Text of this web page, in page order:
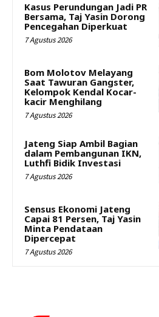
Kasus Perundungan Jadi PR
Bersama, Taj Yasin Dorong
Pencegahan Diperkuat
7 Agustus 2026
Bom Molotov Melayang
Saat Tawuran Gangster,
Kelompok Kendal Kocar-
kacir Menghilang
7 Agustus 2026
Jateng Siap Ambil Bagian
dalam Pembangunan IKN,
Luthfi Bidik Investasi
7 Agustus 2026
Sensus Ekonomi Jateng
Capai 81 Persen, Taj Yasin
Minta Pendataan
Dipercepat
7 Agustus 2026